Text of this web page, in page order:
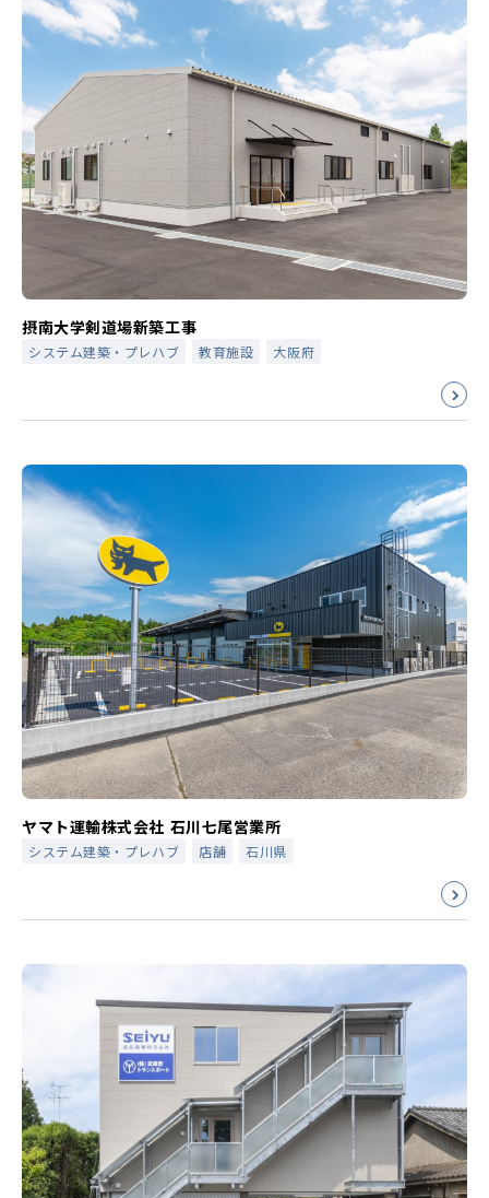
摂南大学剣道場新築工事
システム建築・プレハブ 教育施設 大阪府
ヤマト運輸株式会社 石川七尾営業所
システム建築・プレハブ 店舗 石川県